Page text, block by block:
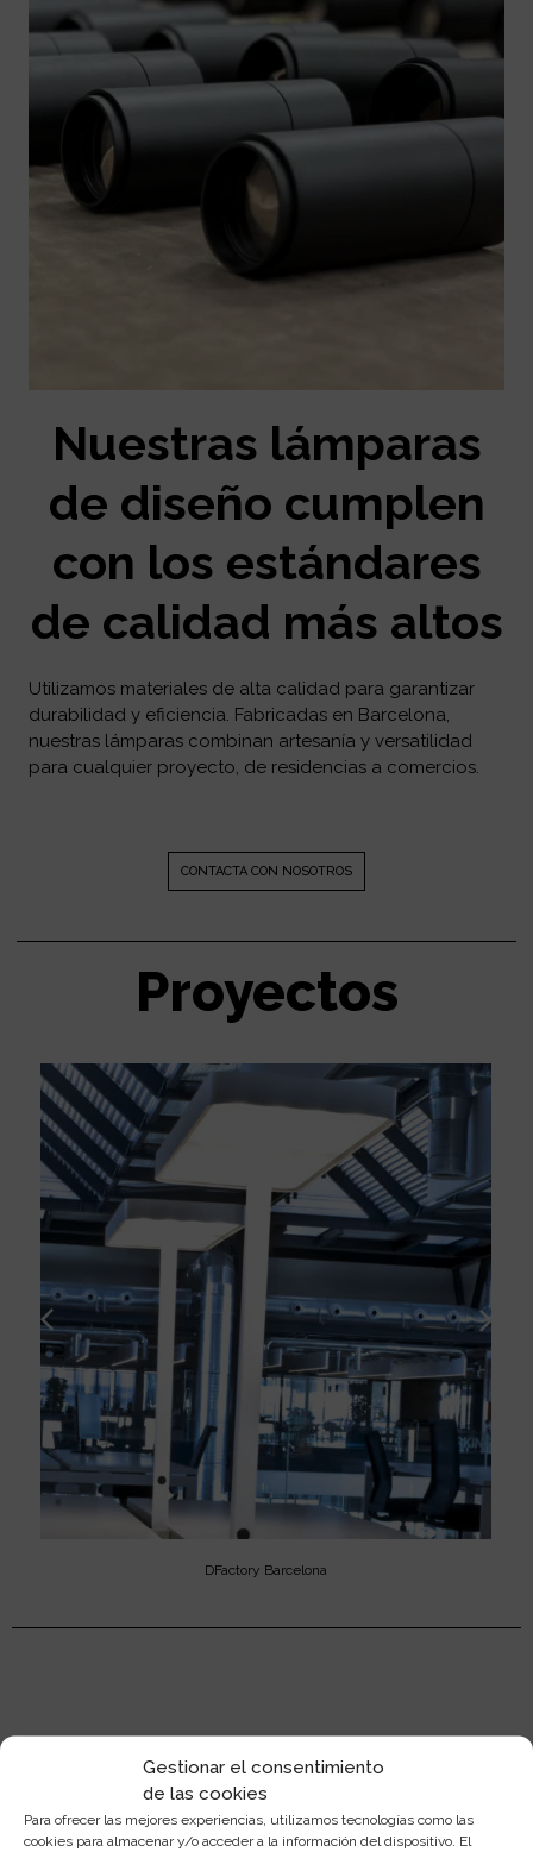
Gestionar el consentimiento
de las cookies
Para ofrecer las mejores experiencias, utilizamos tecnologías como las
cookies para almacenar y/o acceder a la información del dispositivo. El
Nuestras lámparas
de diseño cumplen
con los estándares
de calidad más altos
Utilizamos materiales de alta calidad para garantizar
durabilidad y eficiencia. Fabricadas en Barcelona,
nuestras lámparas combinan artesanía y versatilidad
para cualquier proyecto, de residencias a comercios.
CONTACTA CON NOSOTROS
Proyectos
DFactory Barcelona
Descubre